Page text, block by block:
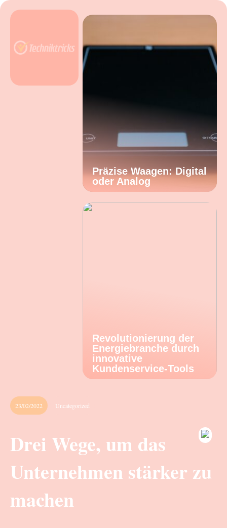
Präzise Waagen: Digital
oder Analog
Revolutionierung der
Energiebranche durch
innovative
Kundenservice-Tools
23/02/2022 Uncategorized
Drei Wege, um das
Unternehmen stärker zu
machen